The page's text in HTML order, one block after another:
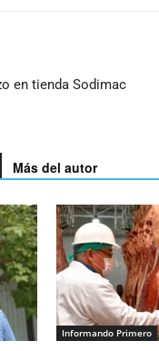
en tienda Sodimac
Más del autor
Informando Primero